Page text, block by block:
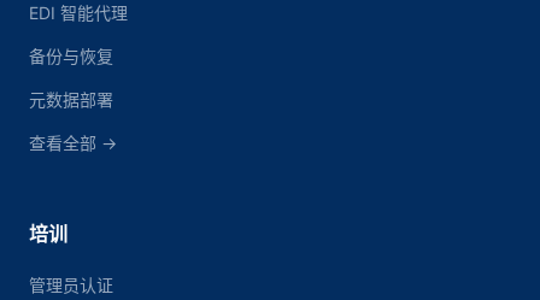
EDI 智能代理
备份与恢复
元数据部署
查看全部 →
培训
管理员认证